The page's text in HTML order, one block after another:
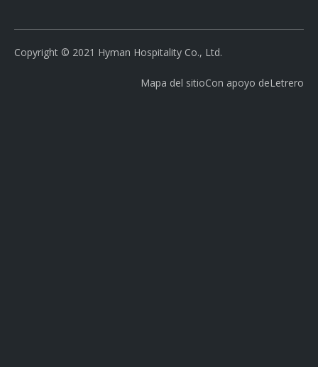
Copyright © 2021 Hyman Hospitality Co., Ltd.
Mapa del sitioCon apoyo deLetrero